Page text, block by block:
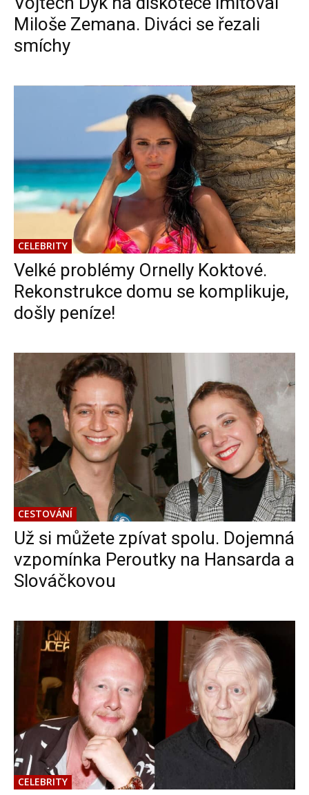
Miloše Zemana. Diváci se řezali
smíchy
CELEBRITY
Velké problémy Ornelly Koktové.
Rekonstrukce domu se komplikuje,
došly peníze!
CESTOVÁNÍ
Už si můžete zpívat spolu. Dojemná
vzpomínka Peroutky na Hansarda a
Slováčkovou
CELEBRITY